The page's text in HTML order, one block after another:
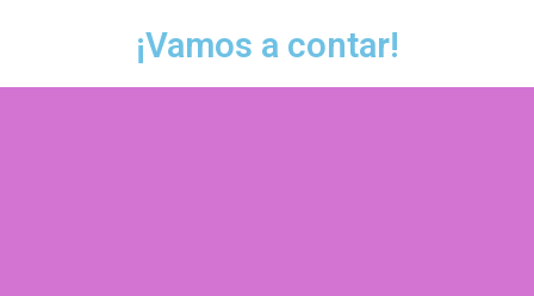
¡Vamos a contar!